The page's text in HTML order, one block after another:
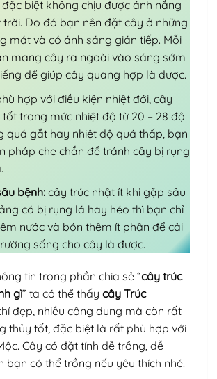
biệt không chịu được ánh nắng
Do đó bạn nên đặt cây ở những
mát và có ánh sáng gián tiếp. Mỗi
mang cây ra ngoài vào sáng sớm
để giúp cây quang hợp là được.
hợp với điều kiện nhiệt đới, cây
trong mức nhiệt độ từ 20 – 28 độ
quá gắt hay nhiệt độ quá thấp, bạn
pháp che chắn để tránh cây bị rụng
bệnh:cây trúc nhật ít khi gặp sâu
có bị rụng lá hay héo thì bạn chỉ
nước và bón thêm ít phân để cải
sống cho cây là được.
tin trong phần chia sẻ “cây trúc
gì” ta có thể thấy cây Trúc
đẹp, nhiều công dụng mà còn rất
thủy tốt, đặc biệt là rất phù hợp với
Cây có đặt tính dễ trồng, dễ
bạn có thể trồng nếu yêu thích nhé!